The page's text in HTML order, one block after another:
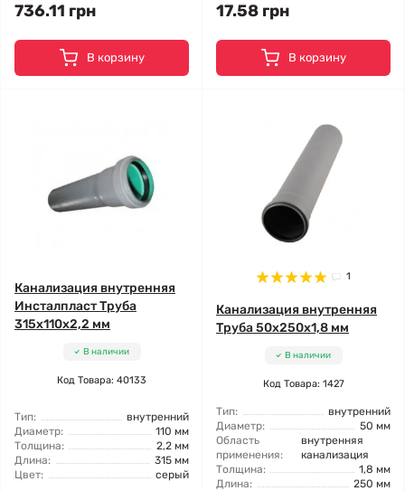
736.11 грн
В корзину
17.58 грн
В корзину
Канализация внутренняя
Инсталпласт Труба
315x110x2,2 мм
В наличии
Код Товара: 40133
Тип:
внутренний
Диаметр:
110 мм
Толщина:
2,2 мм
Длина:
315 мм
Цвет:
серый
1
Канализация внутренняя
Труба 50x250x1,8 мм
В наличии
Код Товара: 1427
Тип:
внутренний
Диаметр:
50 мм
Область
применения:
внутренняя
канализация
Толщина:
1,8 мм
Длина:
250 мм